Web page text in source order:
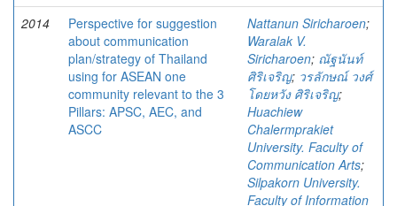
2014
Perspective for suggestion
about communication
plan/strategy of Thailand
using for ASEAN one
community relevant to the 3
Pillars: APSC, AEC, and
ASCC
Nattanun Siricharoen;
Waralak V.
Siricharoen; ณัฐนันท์
ศิริเจริญ; วรลักษณ์ วงศ์
โดยหวัง ศิริเจริญ;
Huachiew
Chalermprakiet
University. Faculty of
Communication Arts;
Silpakorn University.
Faculty of Information